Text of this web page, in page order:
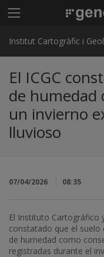
Menú principal
Institut Cartogràfic i
El ICGC
de humedad
un invierno
lluvioso
07/04/2026 08:35
El Instituto Cartográfico
constatado que el suelo
de humedad como
registradas durante el